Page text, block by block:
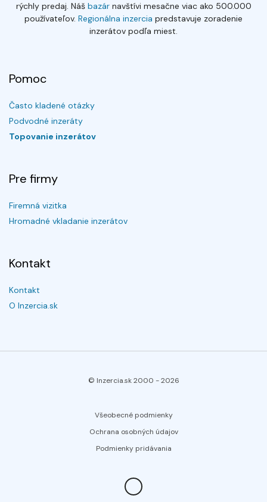
rýchly predaj. Náš bazárnavštívi mesačne viac ako 500.000
používateľov. Regionálna inzercia predstavuje zoradenie
inzerátov podľa miest.
Pomoc
Často kladené otázky
Podvodné inzeráty
Topovanie inzerátov
Pre firmy
Firemná vizitka
Hromadné vkladanie inzerátov
Kontakt
Kontakt
O Inzercia.sk
© Inzercia.sk 2000 -2026
Všeobecné podmienky
Ochrana osobných údajov
Podmienky pridávania